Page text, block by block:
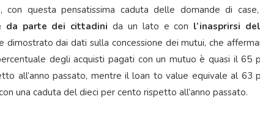
con questa pensatissima caduta delle domande di
da parte dei cittadini da un lato e con l’inasprirsi
dimostrato dai dati sulla concessione dei mutui, che
degli acquisti pagati con un mutuo è quasi il 65
all’anno passato, mentre il loan to value equivale al 63
una caduta del dieci per cento rispetto all’anno passato.